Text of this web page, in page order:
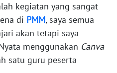
kegiatan yang sangat
di PMM, saya semua
akan tetapi saya
menggunakan Canva
satu guru peserta